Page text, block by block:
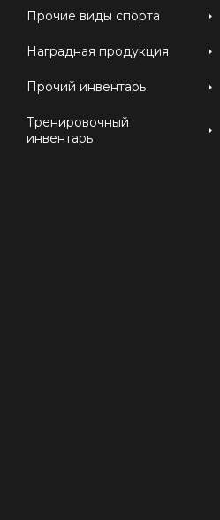
Прочие виды спорта
Наградная продукция
Прочий инвентарь
Тренировочный
инвентарь